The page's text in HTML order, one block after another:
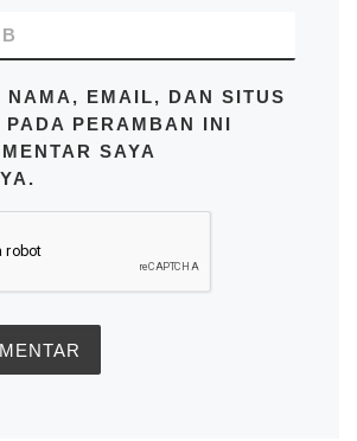
NAMA, EMAIL, DAN SITUS
PADA PERAMBAN INI
SAYA